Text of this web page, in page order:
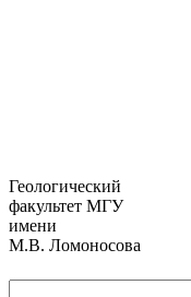
Геологический
факультет МГУ
имени
М.В. Ломоносова